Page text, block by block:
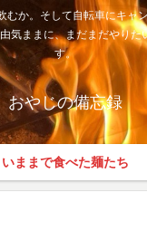
むか。そして自転車にキャ
気ままに、まだまだやりた
す。
おやじの備忘録
いままで食べた麺たち